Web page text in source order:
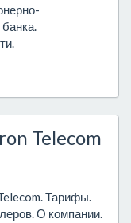
Telecom
Тарифы.
О компании.